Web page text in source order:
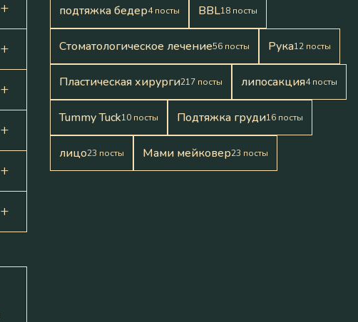
подтяжка бедер4 посты BBL18 посты
Стоматологическое лечение56 посты Pука12 посты
Пластическая хирурги217 посты липосакция4 посты
Tummy Tuck10 посты Подтяжка груди16 посты
лицо23 посты Мами мейковер23 посты